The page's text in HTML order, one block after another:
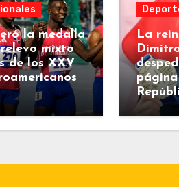
la medalla
mixto
de los XXV
La